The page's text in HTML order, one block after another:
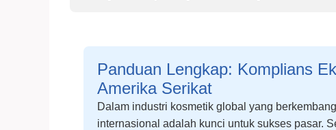
Panduan Lengkap: Komplians
Amerika Serikat
Dalam industri kosmetik global yang
internasional adalah kunci untuk sukses pasar.